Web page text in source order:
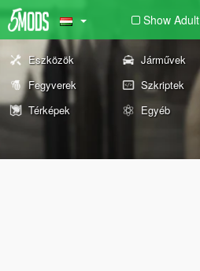
Show Adult
Eszközök Járművek
Fegyverek
Szkriptek
Térképek
Egyéb